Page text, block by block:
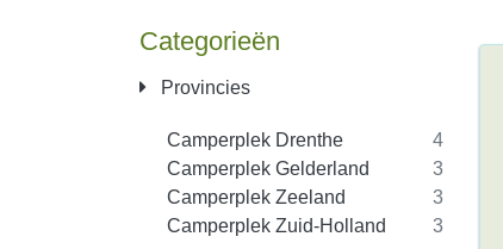
Categorieën
Provincies
Camperplek Drenthe
4
Camperplek Gelderland
3
Camperplek Zeeland
3
Camperplek Zuid-Holland
3